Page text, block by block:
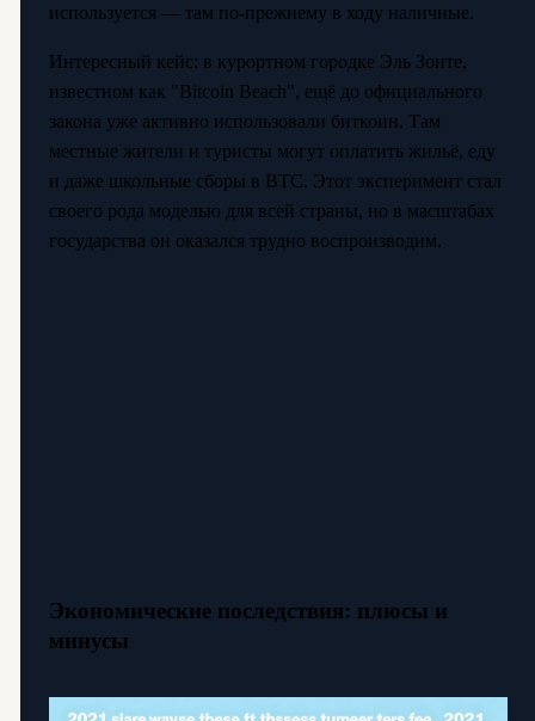
используется — там по-прежнему в ходу наличные.
Интересный кейс: в курортном городке Эль Зонте,
известном как "Bitcoin Beach", ещё до официального
закона уже активно использовали биткоин. Там
местные жители и туристы могут оплатить жильё, еду
и даже школьные сборы в BTC. Этот эксперимент стал
своего рода моделью для всей страны, но в масштабах
государства он оказался трудно воспроизводим.
Экономические последствия: плюсы и
минусы